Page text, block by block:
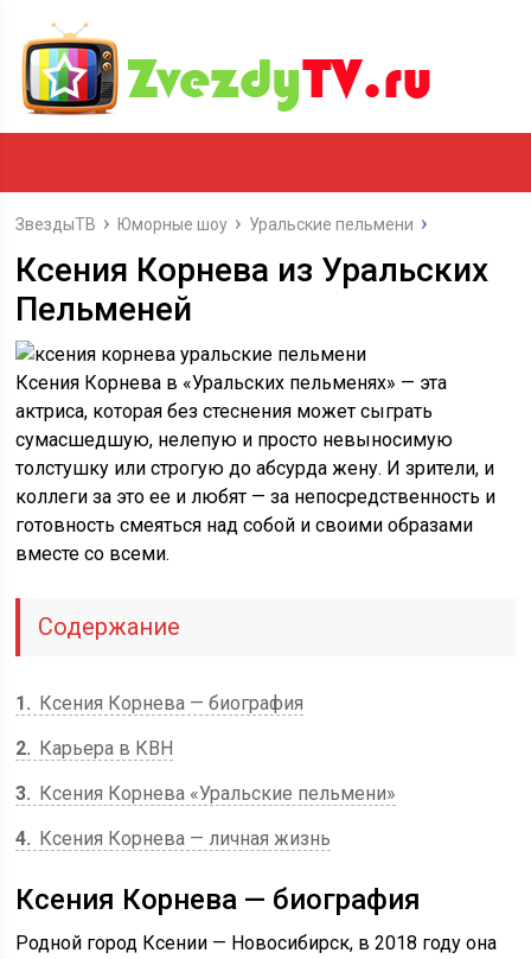
ЗвездыТВ Юморные шоу Уральские пельмени
Ксения Корнева из Уральских
Пельменей
Ксения Корнева в «Уральских пельменях» — эта
актриса, которая без стеснения может сыграть
сумасшедшую, нелепую и просто невыносимую
толстушку или строгую до абсурда жену. И зрители, и
коллеги за это ее и любят — за непосредственность и
готовность смеяться над собой и своими образами
вместе со всеми.
Содержание
1
Ксения Корнева — биография
2
Карьера в КВН
3
Ксения Корнева «Уральские пельмени»
4
Ксения Корнева — личная жизнь
Ксения Корнева — биография
Родной город Ксении — Новосибирск, в 2018 году она